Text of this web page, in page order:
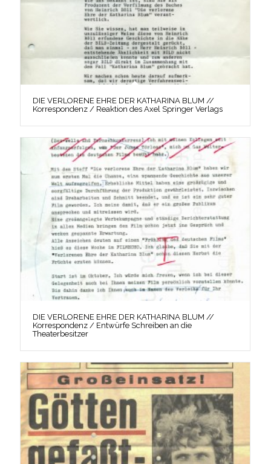
DIE VERLORENE EHRE DER KATHARINA BLUM //
Korrespondenz / Reaktion des Axel Springer Verlags
DIE VERLORENE EHRE DER KATHARINA BLUM //
Korrespondenz / Entwürfe Schreiben an die
Theaterbesitzer